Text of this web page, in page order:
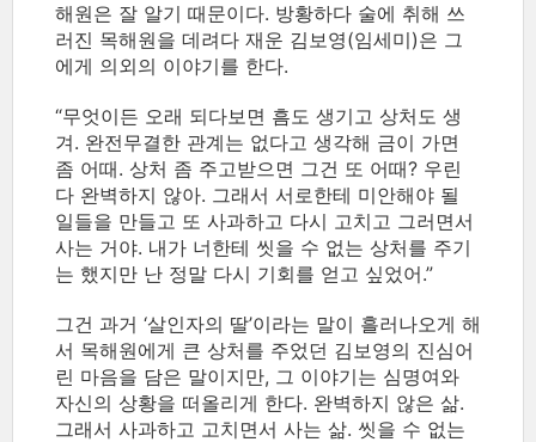
해원은 잘 알기 때문이다. 방황하다 술에 취해 쓰
러진 목해원을 데려다 재운 김보영(임세미)은 그
에게 의외의 이야기를 한다.
“무엇이든 오래 되다보면 흠도 생기고 상처도 생
겨. 완전무결한 관계는 없다고 생각해 금이 가면
좀 어때. 상처 좀 주고받으면 그건 또 어때? 우린
다 완벽하지 않아. 그래서 서로한테 미안해야 될
일들을 만들고 또 사과하고 다시 고치고 그러면서
사는 거야. 내가 너한테 씻을 수 없는 상처를 주기
는 했지만 난 정말 다시 기회를 얻고 싶었어.”
그건 과거 ‘살인자의 딸’이라는 말이 흘러나오게 해
서 목해원에게 큰 상처를 주었던 김보영의 진심어
린 마음을 담은 말이지만, 그 이야기는 심명여와
자신의 상황을 떠올리게 한다. 완벽하지 않은 삶.
그래서 사과하고 고치면서 사는 삶. 씻을 수 없는